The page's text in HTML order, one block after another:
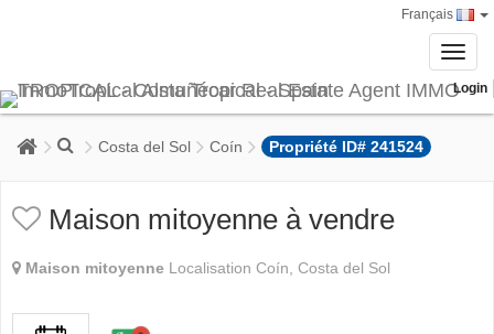
Français
Login
Costa del Sol Coín Propriété ID# 241524
Maison mitoyenne à vendre
Maison mitoyenne Localisation Coín, Costa del Sol